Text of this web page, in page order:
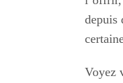
depuis
Voyez